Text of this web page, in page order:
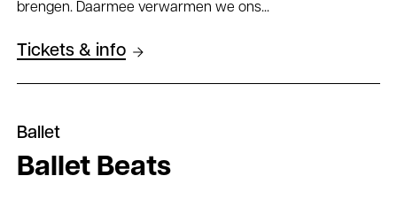
brengen. Daarmee verwarmen we ons...
Tickets & info
Ballet
Ballet Beats